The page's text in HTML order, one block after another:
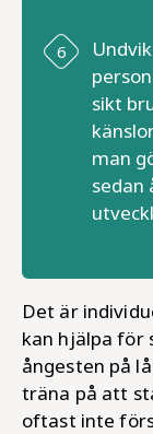
sikt
man
sedan
Det är
kan hjälpa för
ångesten på
träna på att
oftast inte